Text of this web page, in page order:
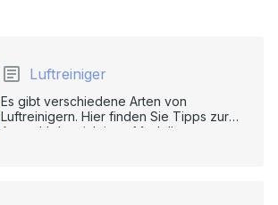
Luftreiniger
Es gibt verschiedene Arten von
Luftreinigern. Hier finden Sie Tipps zur
Auswahl des richtigen Modells.